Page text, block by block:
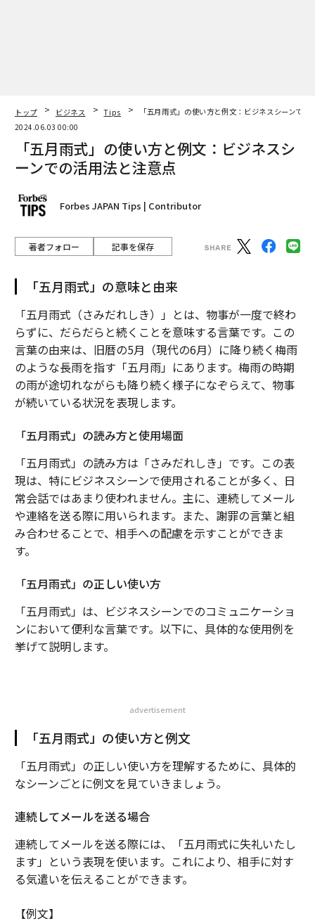
トップ ビジネス Tips
「五月雨式」の使い方と例文：ビジネスシーンでの
2024.06.03 00:00
「五月雨式」の使い方と例文：ビジネスシ
ーンでの活用法と注意点
Forbes JAPAN Tips | Contributor
著者フォロー 記事を保存
「五月雨式」の意味と由来
「五月雨式（さみだれしき）」とは、物事が一度で終わ
らずに、だらだらと続くことを意味する言葉です。この
言葉の由来は、旧暦の5月（現代の6月）に降り続く梅雨
のような長雨を指す「五月雨」にあります。梅雨の時期
の雨が途切れながらも降り続く様子になぞらえて、物事
が続いている状況を表現します。
「五月雨式」の読み方と使用場面
「五月雨式」の読み方は「さみだれしき」です。この表
現は、特にビジネスシーンで使用されることが多く、日
常会話ではあまり使われません。主に、連続してメール
や連絡を送る際に用いられます。また、謝罪の言葉と組
み合わせることで、相手への配慮を示すことができま
す。
「五月雨式」の正しい使い方
「五月雨式」は、ビジネスシーンでのコミュニケーショ
ンにおいて便利な言葉です。以下に、具体的な使用例を
挙げて説明します。
advertisement
「五月雨式」の使い方と例文
「五月雨式」の正しい使い方を理解するために、具体的
なシーンごとに例文を見ていきましょう。
連続してメールを送る場合
連続してメールを送る際には、「五月雨式に失礼いたし
ます」という表現を使います。これにより、相手に対す
る気遣いを伝えることができます。
【例文】